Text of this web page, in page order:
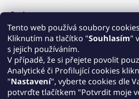
Tento web používá soubory
Kliknutím na tlačítko "Souhlasím"
s jejich používáním.
V případě, že si přejete povolit
Analytické či Profilující cookies
"Nastavení", vyberte cookies dle
potvrďte tlačítkem "Potvrdit moje
O nás
Výhody a garance
Množstevní slevy
Způsob nákupu a dopravy
Reklamace
Obchodní podmínky
Podmínky ochrany osobních údajů
Kontakt